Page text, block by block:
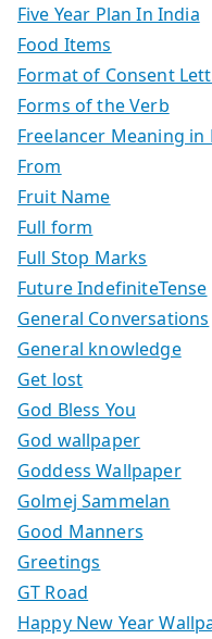
Five Year Plan In India
Food Items
Format of Consent
Forms of the Verb
Freelancer Meaning in
From
Fruit Name
Full form
Full Stop Marks
Future IndefiniteTense
General Conversations
General knowledge
Get lost
God Bless You
God wallpaper
Goddess Wallpaper
Golmej Sammelan
Good Manners
Greetings
GT Road
Happy New Year